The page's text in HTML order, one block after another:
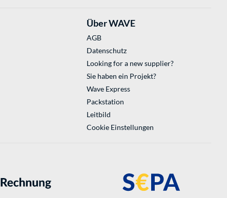
Über WAVE
AGB
Datenschutz
Looking for a new supplier?
Sie haben ein Projekt?
Wave Express
Packstation
Leitbild
Cookie Einstellungen